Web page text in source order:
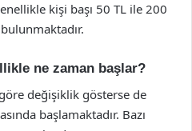
kişi başı 50 TL ile 200
ne zaman başlar?
değişiklik gösterse de
başlamaktadır. Bazı